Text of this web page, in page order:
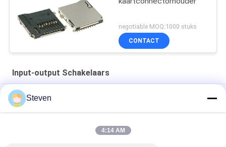
negotiable MOQ:1000 stuks
CONTACT
Input-output Schakelaars
4 pin PCBA Male Micro USB Input Output Connectors Plastic
100V Spanningsweerstand
Steven
4:14 AM